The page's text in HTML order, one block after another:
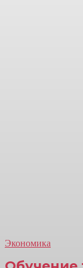
Экономика